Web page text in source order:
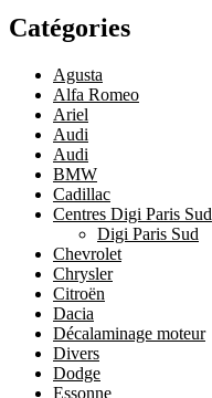
Catégories
Agusta
Alfa Romeo
Ariel
Audi
Audi
BMW
Cadillac
Centres Digi Paris Sud
Digi Paris Sud
Chevrolet
Chrysler
Citroën
Dacia
Décalaminage moteur
Divers
Dodge
Essonne